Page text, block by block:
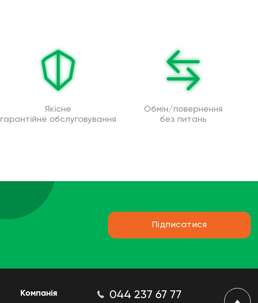
Якісне
гарантійне обслуговування
Обмін/повернення
без питань
Підписатися
Компанія
044 237 67 77